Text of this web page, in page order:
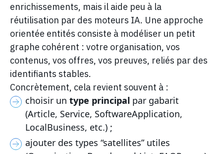
enrichissements, mais il aide peu à la
réutilisation par des moteurs IA. Une approche
orientée entités consiste à modéliser un petit
graphe cohérent : votre organisation, vos
contenus, vos offres, vos preuves, reliés par des
identifiants stables.
Concrètement, cela revient souvent à :
choisir untype principal par gabarit
(Article, Service, SoftwareApplication,
LocalBusiness, etc.) ;
ajouter des types “satellites” utiles